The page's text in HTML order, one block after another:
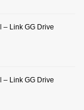
– Link GG Drive
– Link GG Drive